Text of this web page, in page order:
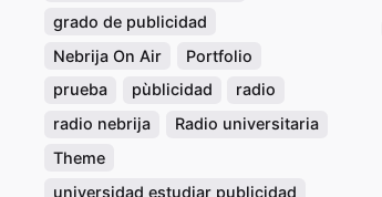
grado de publicidad
Nebrija On Air
Portfolio
prueba
pùblicidad
radio
radio nebrija
Radio universitaria
Theme
universidad estudiar publicidad